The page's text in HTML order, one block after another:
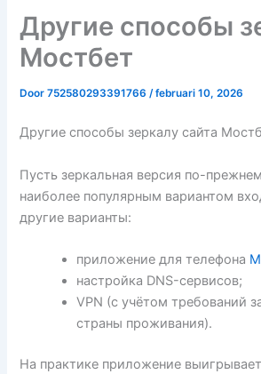
Другие способы
Мостбет
Door752580293391766/februari 10, 2026
Другие способы зеркалу сайта
Пусть зеркальная версия по-
наиболее популярным вариантом
другие варианты:
приложение для телефона
настройка DNS-сервисов;
VPN (с учётом требований
страны проживания).
На практике приложение